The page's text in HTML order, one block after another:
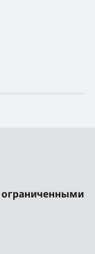
ограниченными